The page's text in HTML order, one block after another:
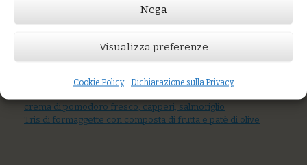
Nega
Visualizza preferenze
Cookie Policy Dichiarazione sulla Privacy
Prezzo:€8,00
AGGIUNGI AL CARRELLO
Burrata, salmone selvaggio affumicato e cracker al rosmarino
crema di pomodoro fresco, capperi, salmoriglio
Tris di formaggette con composta di frutta e patè di olive